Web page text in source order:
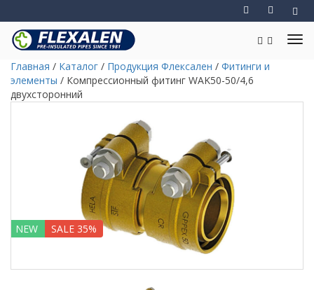
Главная / Каталог / Продукция Флексален / Фитинги и
элементы / Компрессионный фитинг WAK50-50/4,6
двухсторонний
NEW SALE 35%